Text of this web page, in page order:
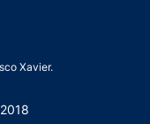
Xavier.